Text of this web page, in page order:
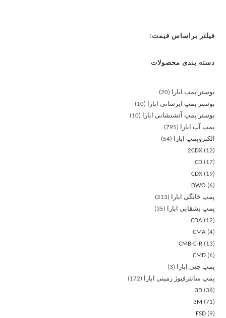
فیلتر براساس قیمت:
دسته بندی محصولات
بوستر پمپ ابارا
20
بوستر پمپ آبرسانی ابارا
10
بوستر پمپ آتشنشانی ابارا
10
پمپ آب ابارا
795
الکتروپمپ ابارا
54
2CDX
12
CD
17
CDX
19
DWO
6
پمپ خانگی ابارا
213
پمپ بشقابی ابارا
35
CDA
12
CMA 4
CMB-C-R
13
CMD 6
پمپ جتی ابارا
3
پمپ سانترفیوژ زمینی ابارا
172
3D 38
3M
71
FSD
9